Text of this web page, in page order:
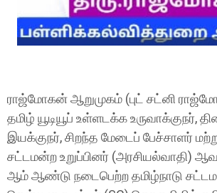
ராஜ்மோகன் ஆறுமுகம் (புட் சட்னி
தமிழ் யூடியூப் உள்ளடக்க உருவாக்குநர்,
இயக்குநர், சிறந்த மேடைப் பேச்சாளர்
சட்டமன்ற உறுப்பினர் (அரசியல்வாதி)
ஆம் ஆண்டு நடைபெற்ற தமிழ்நாடு